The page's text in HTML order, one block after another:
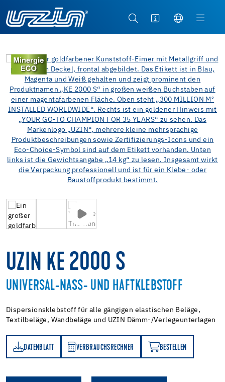
UZIN KE 2000 S
UNIVERSAL-NASS- UND HAFTKLEBSTOFF
Dispersionsklebstoff für alle gängigen elastischen Beläge,
Textilbeläge, Wandbeläge und UZIN Dämm-/Verlegeunterlagen
DATENBLATT VERBRAUCHSRECHNER BESTELLEN
BESTELLEN